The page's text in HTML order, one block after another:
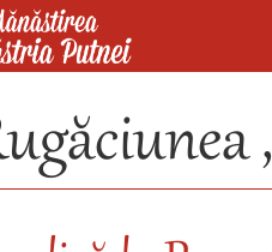
principal